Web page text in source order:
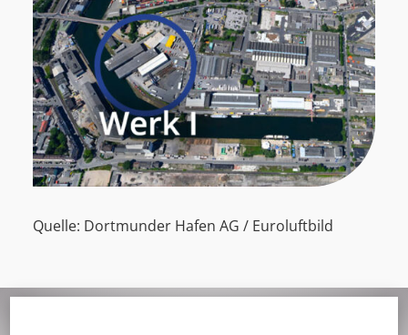
Quelle: Dortmunder Hafen AG / Euroluftbild